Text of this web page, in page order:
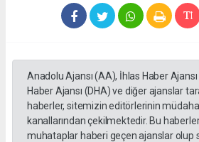
Anadolu Ajansı (AA), İhlas Haber
Haber Ajansı (DHA) ve diğer ajanslar
haberler, sitemizin editörlerinin
kanallarından çekilmektedir. Bu
muhataplar haberi geçen ajanslar olup